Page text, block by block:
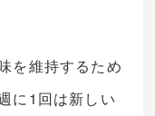
を維持するため
に1回は新しい